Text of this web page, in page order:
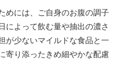
めには、ご自身のお腹の調子
によって飲む量や抽出の濃さ
が少ないマイルドな食品と一
寄り添ったきめ細やかな配慮